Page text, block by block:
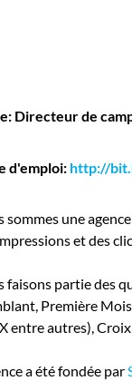
Directeur de
d'emploi: http://
sommes une
et des
faisons partie des
Première
entre autres),
a été fondée par